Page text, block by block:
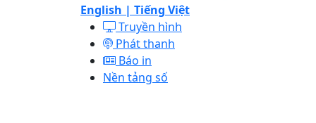
English | Tiếng Việt
Truyền hình
Phát thanh
Báo in
Nền tảng số